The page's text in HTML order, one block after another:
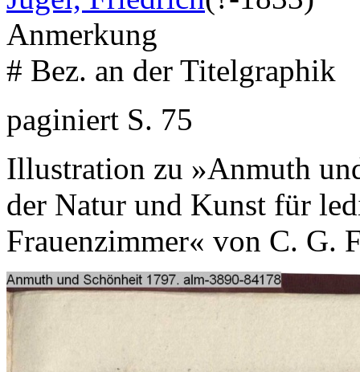
Anmerkung
# Bez. an der Titelgraphik
paginiert S. 75
Illustration zu »Anmuth
der Natur und Kunst für
Frauenzimmer« von C. G.